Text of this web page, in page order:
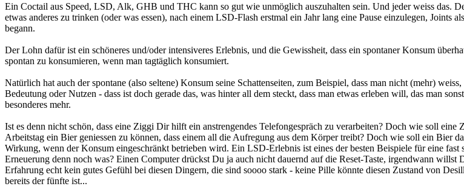
Ein Coctail aus Speed, LSD, Alk, GHB und THC kann so gut wie unmöglich auszuhalten sein. Und jeder weiss das.
etwas anderes zu trinken (oder was essen), nach einem LSD-Flash erstmal ein Jahr lang eine Pause einzulegen, Joints
begann.
Der Lohn dafür ist ein schöneres und/oder intensiveres Erlebnis, und die Gewissheit, dass ein spontaner Konsum
spontan zu konsumieren, wenn man tagtäglich konsumiert.
Natürlich hat auch der spontane (also seltene) Konsum seine Schattenseiten, zum Beispiel, dass man nicht (mehr)
Bedeutung oder Nutzen - dass ist doch gerade das, was hinter all dem steckt, dass man etwas erleben will, das man
besonderes mehr.
Ist es denn nicht schön, dass eine Ziggi Dir hilft ein anstrengendes Telefongespräch zu verarbeiten? Doch wie soll
Arbeitstag ein Bier geniessen zu können, dass einem all die Aufregung aus dem Körper treibt? Doch wie soll ein Bier
Wirkung, wenn der Konsum eingeschränkt betrieben wird. Ein LSD-Erlebnis ist eines der besten Beispiele für eine
Erneuerung denn noch was? Einen Computer drückst Du ja auch nicht dauernd auf die Reset-Taste, irgendwann
Erfahrung echt kein gutes Gefühl bei diesen Dingern, die sind soooo stark - keine Pille könnte diesen Zustand von
bereits der fünfte ist...